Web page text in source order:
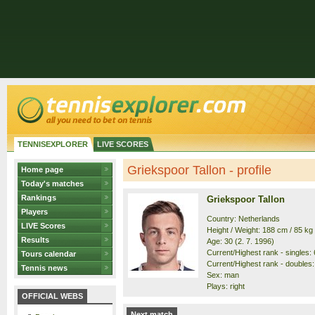
TENNISEXPLORER LIVE SCORES
Home page
Today's matches
Rankings
Players
LIVE Scores
Results
Tours calendar
Tennis news
OFFICIAL WEBS
Griekspoor Tallon - profile
Griekspoor Tallon
Country: Netherlands
Height / Weight: 188 cm / 85 kg
Age: 30 (2. 7. 1996)
Current/Highest rank - singles:
Current/Highest rank -
Sex: man
Plays: right